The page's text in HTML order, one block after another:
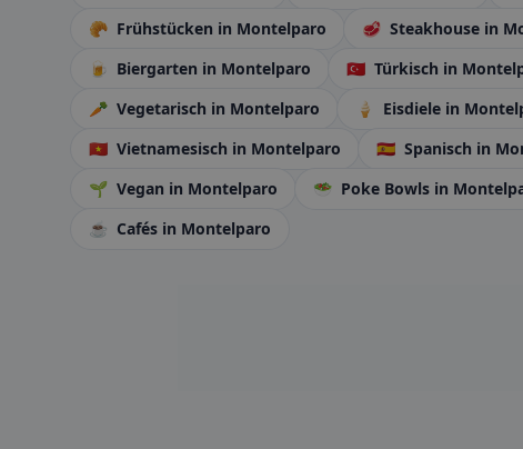
🥐 Frühstücken in Montelparo 🥩 Steakhouse in
🍺 Biergarten in Montelparo 🇹🇷 Türkisch in
🥕 Vegetarisch in Montelparo 🍦 Eisdiele in
🇻🇳 Vietnamesisch in Montelparo 🇪🇸 Spanisch in
🌱 Vegan in Montelparo 🥗 Poke Bowls in
☕ Cafés in Montelparo